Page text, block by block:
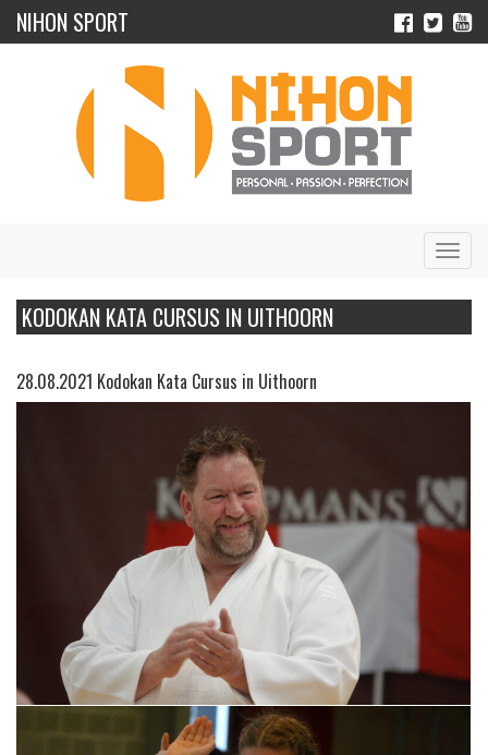
NIHON SPORT
KODOKAN KATA CURSUS IN UITHOORN
28.08.2021 Kodokan Kata Cursus in Uithoorn